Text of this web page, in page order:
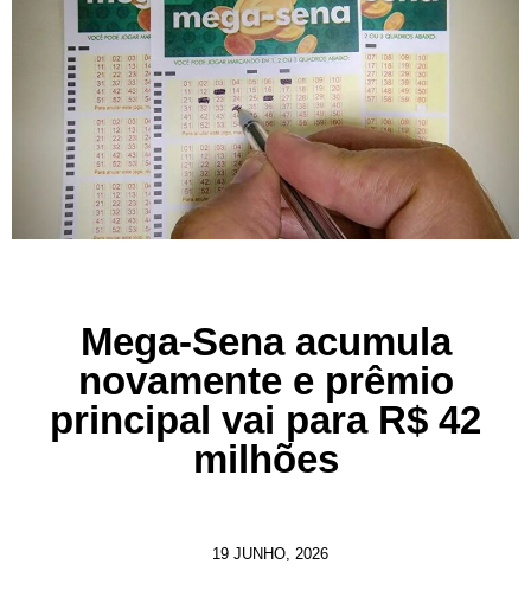
Mega-Sena acumula
novamente e prêmio
principal vai para R$ 42
milhões
19 JUNHO, 2026